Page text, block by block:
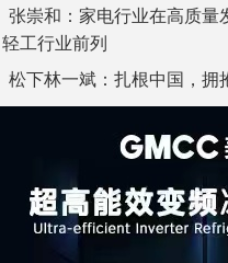
张崇和：家电行业在高质量
轻工行业前列
松下林一斌：扎根中国，拥